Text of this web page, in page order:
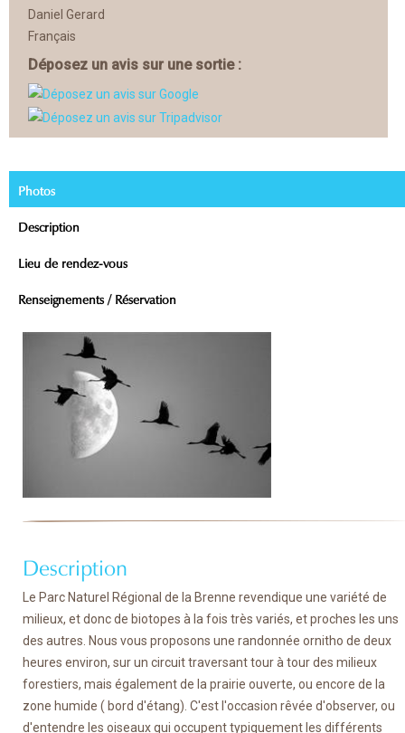
Daniel Gerard
Français
Déposez un avis sur une sortie :
Photos
Description
Lieu de rendez-vous
Renseignements / Réservation
Description
Le Parc Naturel Régional de la Brenne revendique une variété de
milieux, et donc de biotopes à la fois très variés, et proches les uns
des autres. Nous vous proposons une randonnée ornitho de deux
heures environ, sur un circuit traversant tour à tour des milieux
forestiers, mais également de la prairie ouverte, ou encore de la
zone humide ( bord d'étang). C'est l'occasion rêvée d'observer, ou
d'entendre les oiseaux qui occupent typiquement les différents